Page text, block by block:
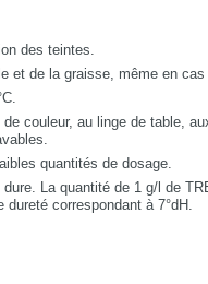
des teintes.
et de la graisse, même en
couleur, au linge de table,
quantités de dosage.
La quantité de 1 g/l de
dureté correspondant à 7°dH.